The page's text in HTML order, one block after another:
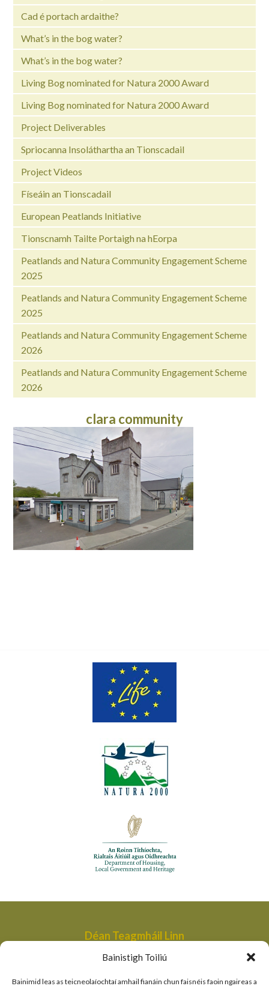
Bainistigh Toiliú
Bainimid leas as teicneolaíochtaí amhail fianáin chun faisnéis faoin ngaireas a
Cad é portach ardaithe?
What’s in the bog water?
What’s in the bog water?
Living Bog nominated for Natura 2000 Award
Living Bog nominated for Natura 2000 Award
Project Deliverables
Spriocanna Insoláthartha an Tionscadail
Project Videos
Físeáin an Tionscadail
European Peatlands Initiative
Tionscnamh Tailte Portaigh na hEorpa
Peatlands and Natura Community Engagement Scheme
2025
Peatlands and Natura Community Engagement Scheme
2025
Peatlands and Natura Community Engagement Scheme
2026
Peatlands and Natura Community Engagement Scheme
2026
clara community
Déan Teagmháil Linn
Aonad Bainistithe na dTailte Móna,
An Roinn Tithíochta, Rialtais Áitiúil agus Oidhreachta,
Bóthair an Bhaile Nua,